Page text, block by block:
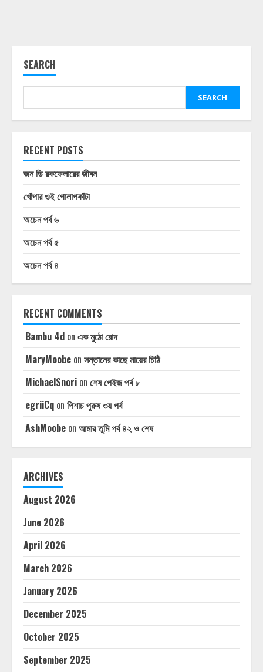
SEARCH
SEARCH
RECENT POSTS
জন ডি রকফেলারের জীবন
খোঁপার ওই গোলাপকাঁটা
অচেন পর্ব ৬
অচেন পর্ব ৫
অচেন পর্ব ৪
RECENT COMMENTS
Bambu 4d on এক মুঠো রোদ
MaryMoobe on সন্তানের কাছে মায়ের চিঠি
MichaelSnori on শেষ পেইজ পর্ব ৮
egriiCq on পিশাচ পুরুষ ৩য় পর্ব
AshMoobe on আমার তুমি পর্ব ৪২ ও শেষ
ARCHIVES
August 2026
June 2026
April 2026
March 2026
January 2026
December 2025
October 2025
September 2025